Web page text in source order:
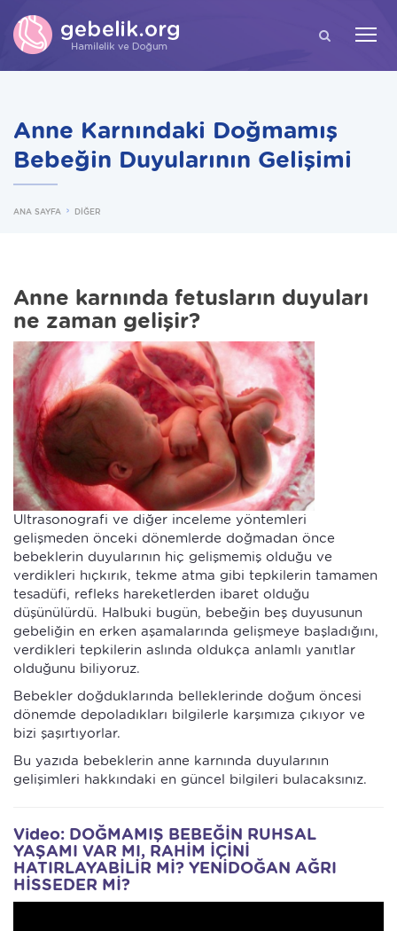
ARA
Anne Karnındaki Doğmamış
Bebeğin Duyularının Gelişimi
ANA SAYFA DİĞER
Anne karnında fetusların duyuları
ne zaman gelişir?
Ultrasonografi ve diğer inceleme yöntemleri
gelişmeden önceki dönemlerde doğmadan önce
bebeklerin duyularının hiç gelişmemiş olduğu ve
verdikleri hıçkırık, tekme atma gibi tepkilerin tamamen
tesadüfi, refleks hareketlerden ibaret olduğu
düşünülürdü. Halbuki bugün, bebeğin beş duyusunun
gebeliğin en erken aşamalarında gelişmeye başladığını,
verdikleri tepkilerin aslında oldukça anlamlı yanıtlar
olduğunu biliyoruz.
Bebekler doğduklarında belleklerinde doğum öncesi
dönemde depoladıkları bilgilerle karşımıza çıkıyor ve
bizi şaşırtıyorlar.
Bu yazıda bebeklerin anne karnında duyularının
gelişimleri hakkındaki en güncel bilgileri bulacaksınız.
Video: DOĞMAMIŞ BEBEĞİN RUHSAL
YAŞAMI VAR MI, RAHİM İÇİNİ
HATIRLAYABİLİR Mİ? YENİDOĞAN AĞRI
HİSSEDER Mİ?